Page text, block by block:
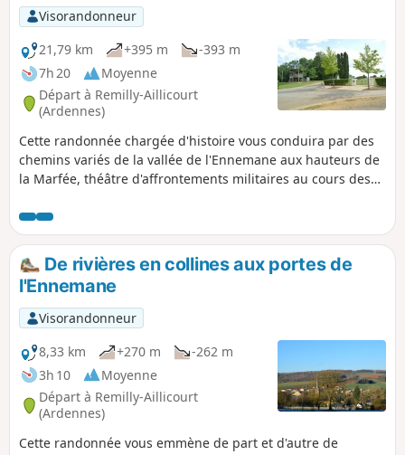
Visorandonneur
21,79 km
+395 m
-393 m
7h 20
Moyenne
Départ à Remilly-Aillicourt
(Ardennes)
Cette randonnée chargée d'histoire vous conduira par des
chemins variés de la vallée de l'Ennemane aux hauteurs de
la Marfée, théâtre d'affrontements militaires au cours des
permettra d'admirer un magnifique panorama regroupant
plus de 12 villages.
De rivières en collines aux portes de
l'Ennemane
Visorandonneur
8,33 km
+270 m
-262 m
3h 10
Moyenne
Départ à Remilly-Aillicourt
(Ardennes)
Cette randonnée vous emmène de part et d'autre de